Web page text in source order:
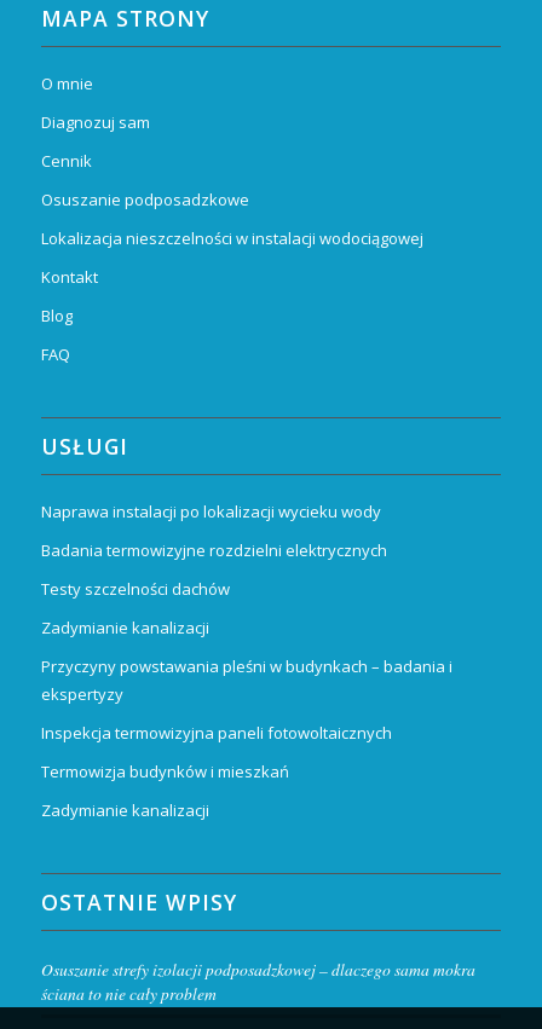
MAPA STRONY
O mnie
Diagnozuj sam
Cennik
Osuszanie podposadzkowe
Lokalizacja nieszczelności w instalacji wodociągowej
Kontakt
Blog
FAQ
USŁUGI
Naprawa instalacji po lokalizacji wycieku wody
Badania termowizyjne rozdzielni elektrycznych
Testy szczelności dachów
Zadymianie kanalizacji
Przyczyny powstawania pleśni w budynkach – badania i
ekspertyzy
Inspekcja termowizyjna paneli fotowoltaicznych
Termowizja budynków i mieszkań
Zadymianie kanalizacji
OSTATNIE WPISY
Osuszanie strefy izolacji podposadzkowej – dlaczego sama mokra
ściana to nie cały problem